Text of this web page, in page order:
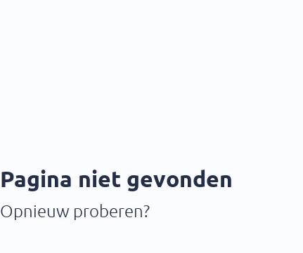
Pagina niet gevonden
Opnieuw proberen?